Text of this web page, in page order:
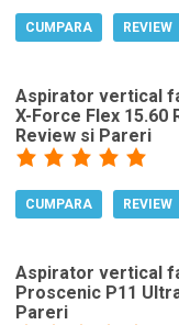
CUMPARA REVIEW
Aspirator vertical
X-Force Flex 15.60
Review si Pareri
CUMPARA REVIEW
Aspirator vertical
Proscenic P11
Pareri